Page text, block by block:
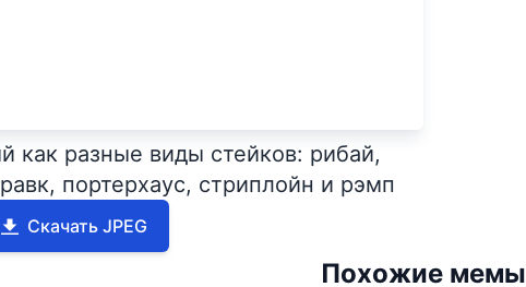
как разные виды стейков: рибай,
портерхаус, стриплойн и рэмп
Скачать JPEG
Похожие мемы